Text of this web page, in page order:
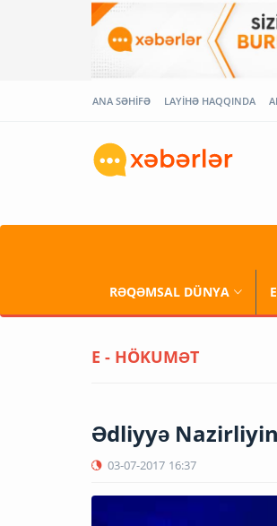
ANA SƏHİFƏ LAYİHƏ HAQQINDA
RƏQƏMSAL DÜNYA
E - HÖKUMƏT
Ədliyyə
03-07-2017 16:37